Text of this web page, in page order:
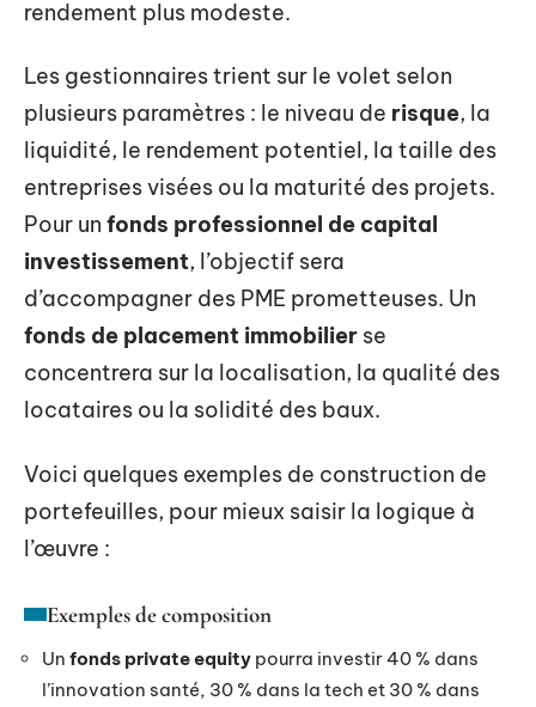
rendement plus modeste.
Les gestionnaires trient sur le volet selon
plusieurs paramètres : le niveau de risque, la
liquidité, le rendement potentiel, la taille des
entreprises visées ou la maturité des projets.
Pour un fonds professionnel de capital
investissement, l’objectif sera
d’accompagner des PME prometteuses. Un
fonds de placement immobilier se
concentrera sur la localisation, la qualité des
locataires ou la solidité des baux.
Voici quelques exemples de construction de
portefeuilles, pour mieux saisir la logique à
l’œuvre :
Exemples de composition
Un fonds private equity pourra investir 40 % dans
l’innovation santé, 30 % dans la tech et 30 % dans